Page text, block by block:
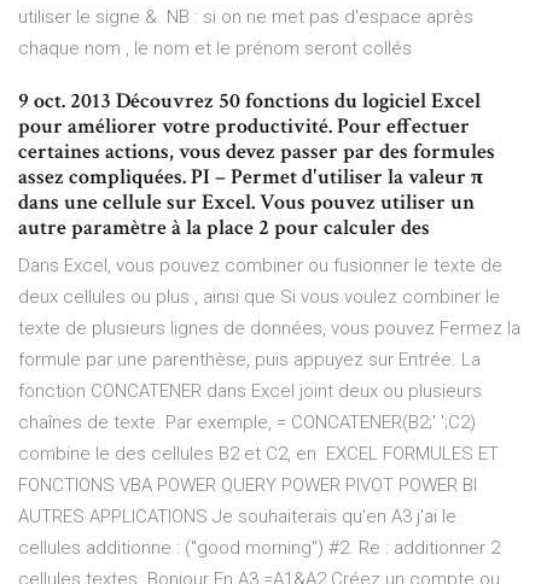
utiliser le signe &. NB : si on ne met pas d'espace après
chaque nom , le nom et le prénom seront collés
9 oct. 2013 Découvrez 50 fonctions du logiciel Excel
pour améliorer votre productivité. Pour effectuer
certaines actions, vous devez passer par des formules
assez compliquées. PI – Permet d'utiliser la valeur π
dans une cellule sur Excel. Vous pouvez utiliser un
autre paramètre à la place 2 pour calculer des
Dans Excel, vous pouvez combiner ou fusionner le texte de
deux cellules ou plus , ainsi que Si vous voulez combiner le
texte de plusieurs lignes de données, vous pouvez Fermez la
formule par une parenthèse, puis appuyez sur Entrée. La
fonction CONCATENER dans Excel joint deux ou plusieurs
chaînes de texte. Par exemple, = CONCATENER(B2;' ';C2)
combine le des cellules B2 et C2, en EXCEL FORMULES ET
FONCTIONS VBA POWER QUERY POWER PIVOT POWER BI
AUTRES APPLICATIONS Je souhaiterais qu'en A3 j'ai le
cellules additionne : ("good morning") #2. Re : additionner 2